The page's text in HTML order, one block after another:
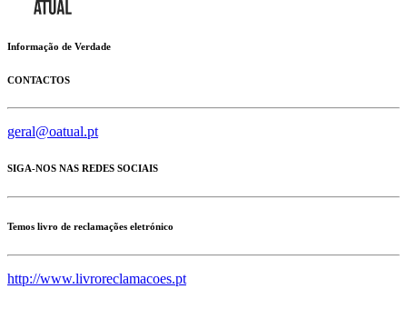
Informação de Verdade
CONTACTOS
geral@oatual.pt
SIGA-NOS NAS REDES SOCIAIS
Temos livro de reclamações eletrónico
http://www.livroreclamacoes.pt